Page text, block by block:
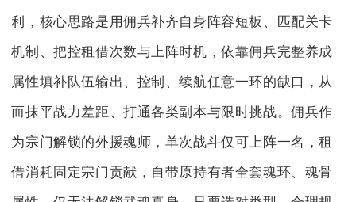
利，核心思路是用佣兵补齐自身阵容短板、匹配关卡
机制、把控租借次数与上阵时机，依靠佣兵完整养成
属性填补队伍输出、控制、续航任意一环的缺口，从
而抹平战力差距、打通各类副本与限时挑战。佣兵作
为宗门解锁的外援魂师，单次战斗仅可上阵一名，租
借消耗固定宗门贡献，自带原持有者全套魂环、魂骨